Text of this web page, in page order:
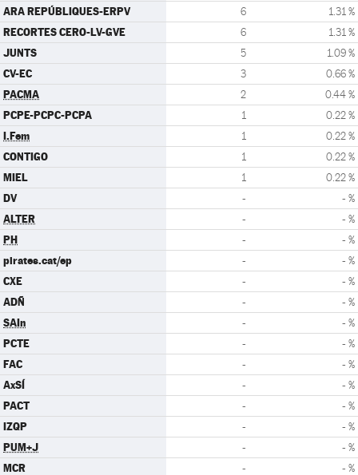
ARA REPÚBLIQUES-ERPV 6 1.31 %
RECORTES CERO-LV-GVE 6 1.31 %
JUNTS 5 1.09 %
CV-EC 3 0.66 %
PACMA 2 0.44 %
PCPE-PCPC-PCPA 1 0.22 %
I.Fem 1 0.22 %
CONTIGO 1 0.22 %
MIEL 1 0.22 %
DV - - %
ALTER - - %
PH - - %
pirates.cat/ep - - %
CXE - - %
ADÑ - - %
SAIn - - %
PCTE - - %
FAC - - %
AxSÍ - - %
PACT - - %
IZQP - - %
PUM+J - - %
MCR - - %